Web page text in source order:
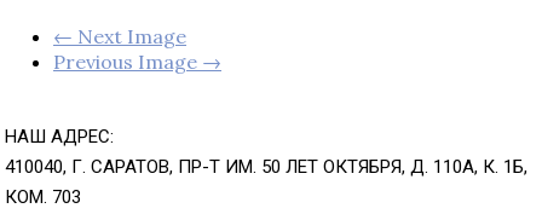
← Next Image
Previous Image →
НАШ АДРЕС:
410040, Г. САРАТОВ, ПР-Т ИМ. 50 ЛЕТ ОКТЯБРЯ, Д. 110А, К. 1Б,
КОМ. 703